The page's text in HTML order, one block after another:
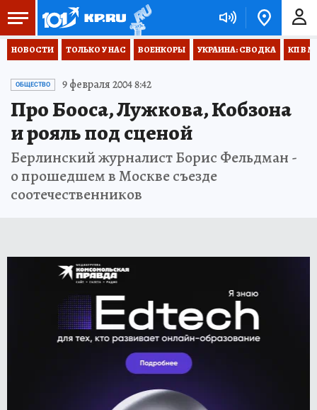
НОВОСТИ ТОЛЬКО У НАС ВОЕНКОРЫ УКРАИНА: СВОДКА КП В
ОБЩЕСТВО 9 февраля 2004 8:42
Про Бооса, Лужкова, Кобзона
и рояль под сценой
Берлинский журналист Борис Фельдман -
о прошедшем в Москве съезде
соотечественников